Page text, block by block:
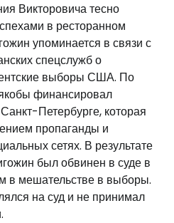
Викторовича тесно
в ресторанном
упоминается в связи с
спецслужб о
выборы США. По
финансировал
Петербурге, которая
пропаганды и
сетях. В результате
был обвинен в суде в
мешательстве в выборы.
на суд и не принимал